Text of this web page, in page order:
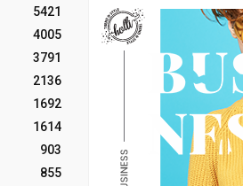
5421
4005
3791
2136
1692
1614
903
855